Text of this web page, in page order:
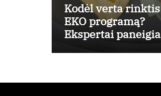
Kodėl verta rinktis
EKO programą?
Ekspertai paneigia